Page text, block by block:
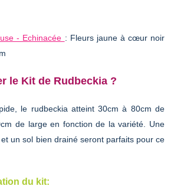
- Echinacée : Fleurs jaune à cœur noir
le Kit de Rudbeckia ?
le rudbeckia atteint 30cm à 80cm de
de large en fonction de la variété. Une
un sol bien drainé seront parfaits pour ce
du kit: